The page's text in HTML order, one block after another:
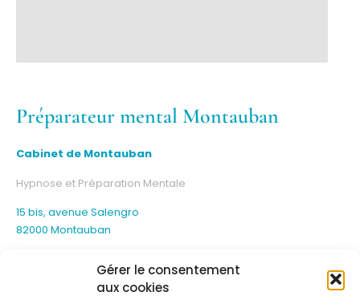
Gérer le consentement
aux cookies
Préparateur mental Montauban
Cabinet de Montauban
Hypnose et Préparation Mentale
15 bis, avenue Salengro
82000 Montauban